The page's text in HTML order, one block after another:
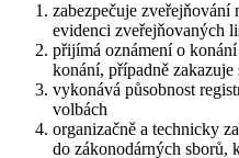
zabezpečuje zveřejňování
evidenci zveřejňovaných
přijímá oznámení o
konání, případně zakazuje
vykonává působnost
volbách
organizačně a technicky
do zákonodárných sborů,